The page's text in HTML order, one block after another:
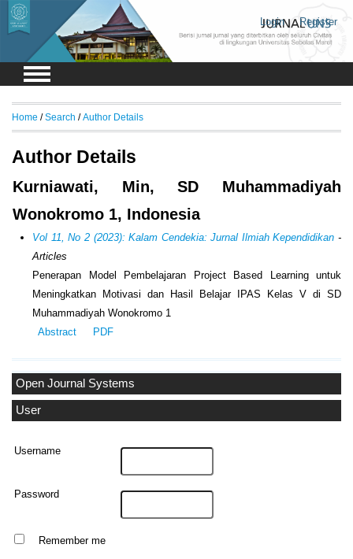
Login Register
Open Journal Systems
User
Username
Password
Remember me
Home /Search /Author Details
Author Details
Kurniawati, Min, SD Muhammadiyah
Wonokromo 1, Indonesia
Vol 11, No 2 (2023): Kalam Cendekia: Jurnal Ilmiah Kependidikan -
Articles
Penerapan Model Pembelajaran Project Based Learning untuk
Meningkatkan Motivasi dan Hasil Belajar IPAS Kelas V di SD
Muhammadiyah Wonokromo 1
Abstract
PDF